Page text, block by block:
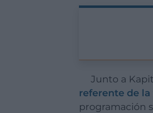
Junto a
referente de
programación